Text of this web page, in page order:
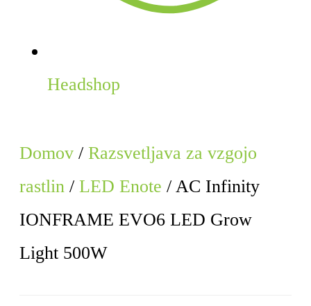
Headshop
Domov / Razsvetljava za vzgojo
rastlin / LED Enote / AC Infinity
IONFRAME EVO6 LED Grow
Light 500W